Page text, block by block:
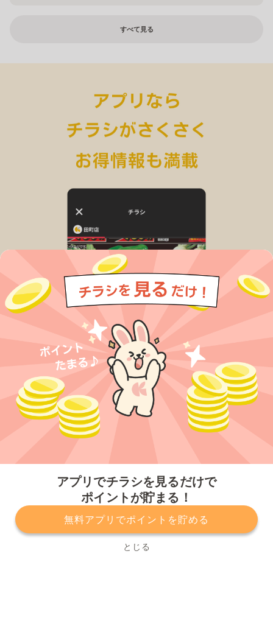
アプリでチラシを見るだけで
ポイントが貯まる！
無料アプリでポイントを貯める
とじる
すべて見る
プライバシーポリシー 利用規約
運営会社
サービスに関してのお問い合わせ